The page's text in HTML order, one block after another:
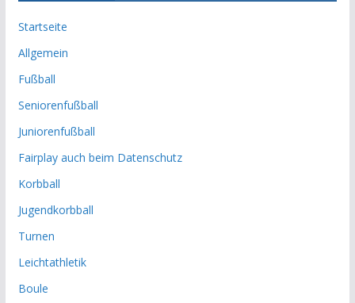
Startseite
Allgemein
Fußball
Seniorenfußball
Juniorenfußball
Fairplay auch beim Datenschutz
Korbball
Jugendkorbball
Turnen
Leichtathletik
Boule